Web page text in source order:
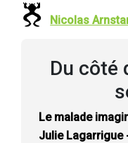
Nicolas
Du côté
Le malade
Julie Lagarrigue